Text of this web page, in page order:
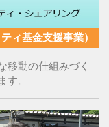
ィ基金支援事業）
移動の仕組みづく
。